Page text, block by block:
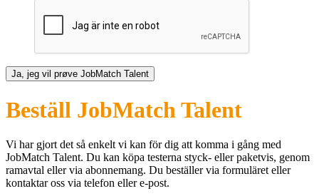
Ja, jeg vil prøve JobMatch Talent
Beställ JobMatch Talent
Vi har gjort det så enkelt vi kan för dig att komma i gång med
JobMatch Talent. Du kan köpa testerna styck- eller paketvis, genom
ramavtal eller via abonnemang. Du beställer via formuläret eller
kontaktar oss via telefon eller e-post.